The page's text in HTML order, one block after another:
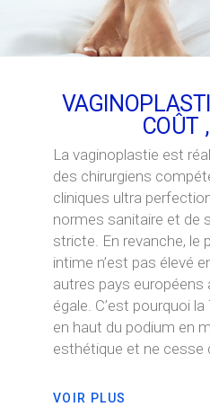
COÛT
La vaginoplastie est
des chirurgiens
cliniques ultra
normes sanitaire et de
stricte. En revanche, le
intime n’est pas élevé
autres pays européens
égale. C’est pourquoi
en haut du podium en
esthétique et ne cesse
VOIR PLUS